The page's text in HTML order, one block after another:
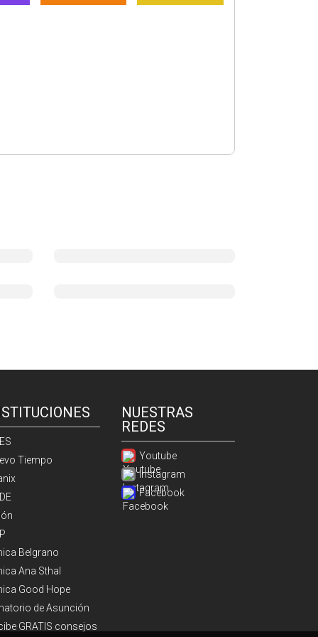
Tiempo
Belgrano
Ana Sthal
Good Hope
de Asunción
GRATIS consejos
NUESTRAS
REDES
Youtube
Instagram
Facebook